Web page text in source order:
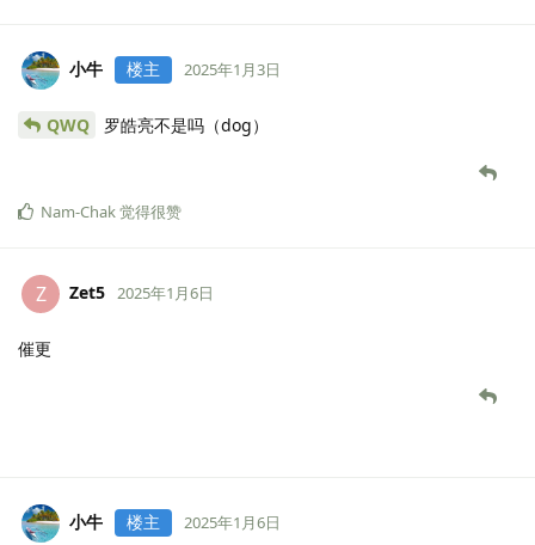
小牛 楼主 2025年1月3日
QWQ 罗皓亮不是吗（dog）
Nam-Chak觉得很赞
Z Zet5 2025年1月6日
催更
小牛 楼主 2025年1月6日